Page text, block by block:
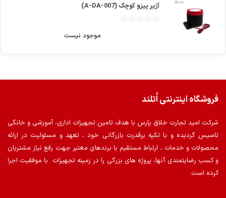
آژیر پیزو کوچک (A-DA-007)
موجود نیست
فروشگاه اینترنتی اُتلند
شرکت امید تجارت خلاق پارس با هدف تامین تجهیزات اداری، آموزشی و خانگی
تاسیس گردیده و با تکیه برقدرت بازرگانی خود ، تعهد و مسئولیت در ارائه
محصولات و خدمات ، ارتباط مستقیم با برندهای معتبر جهت رفع نیاز مشتریان
و کسب رضایتمندی آنها، پروژه های بزرگی را در زمینه تجهیزات با موفقیت اجرا
کرده است.